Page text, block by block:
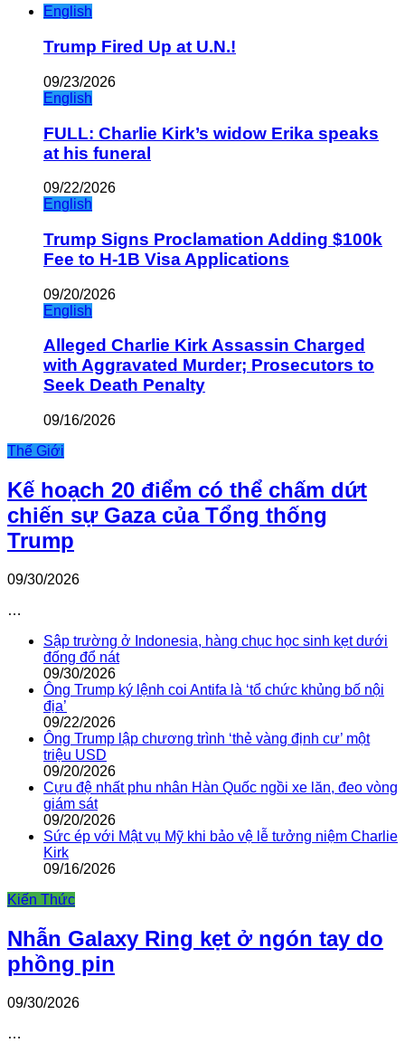
English
Trump Fired Up at U.N.!
09/23/2026
English
FULL: Charlie Kirk’s widow Erika speaks
at his funeral
09/22/2026
English
Trump Signs Proclamation Adding $100k
Fee to H-1B Visa Applications
09/20/2026
English
Alleged Charlie Kirk Assassin Charged
with Aggravated Murder; Prosecutors to
Seek Death Penalty
09/16/2026
Thế Giới
Kế hoạch 20 điểm có thể chấm dứt
chiến sự Gaza của Tổng thống
Trump
09/30/2026
…
Sập trường ở Indonesia, hàng chục học sinh kẹt dưới
đống đổ nát
09/30/2026
Ông Trump ký lệnh coi Antifa là ‘tổ chức khủng bố nội
địa’
09/22/2026
Ông Trump lập chương trình ‘thẻ vàng định cư’ một
triệu USD
09/20/2026
Cựu đệ nhất phu nhân Hàn Quốc ngồi xe lăn, đeo vòng
giám sát
09/20/2026
Sức ép với Mật vụ Mỹ khi bảo vệ lễ tưởng niệm Charlie
Kirk
09/16/2026
Kiến Thức
Nhẫn Galaxy Ring kẹt ở ngón tay do
phồng pin
09/30/2026
…